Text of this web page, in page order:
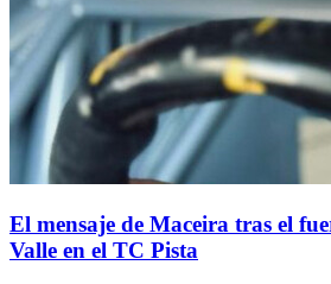
El mensaje de Maceira tras el
Valle en el TC Pista